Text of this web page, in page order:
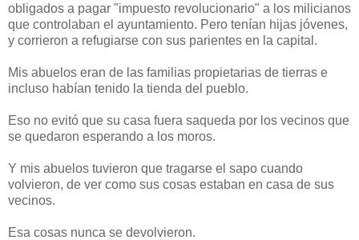
obligados a pagar "impuesto revolucionario" a los milicianos
que controlaban el ayuntamiento. Pero tenían hijas jóvenes,
y corrieron a refugiarse con sus parientes en la capital.
Mis abuelos eran de las familias propietarias de tierras e
incluso habían tenido la tienda del pueblo.
Eso no evitó que su casa fuera saqueda por los vecinos que
se quedaron esperando a los moros.
Y mis abuelos tuvieron que tragarse el sapo cuando
volvieron, de ver como sus cosas estaban en casa de sus
vecinos.
Esa cosas nunca se devolvieron.